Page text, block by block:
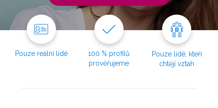
Pouze reální lidé
100 % profilů
prověřujeme
Pouze lidé, kteří
chtějí vztah